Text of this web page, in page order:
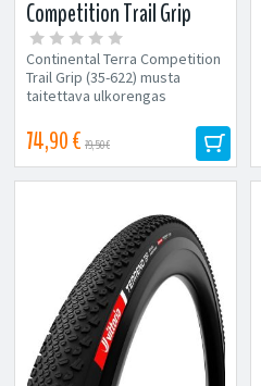
Competition Trail Grip
(35-622) musta taitettava
ulkorengas
Continental Terra Competition
Trail Grip (35-622) musta
taitettava ulkorengas
suunniteltu...
74,90 € 79,50 €